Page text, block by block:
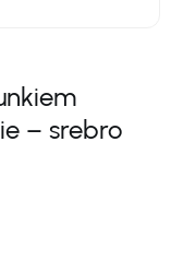
– srebro